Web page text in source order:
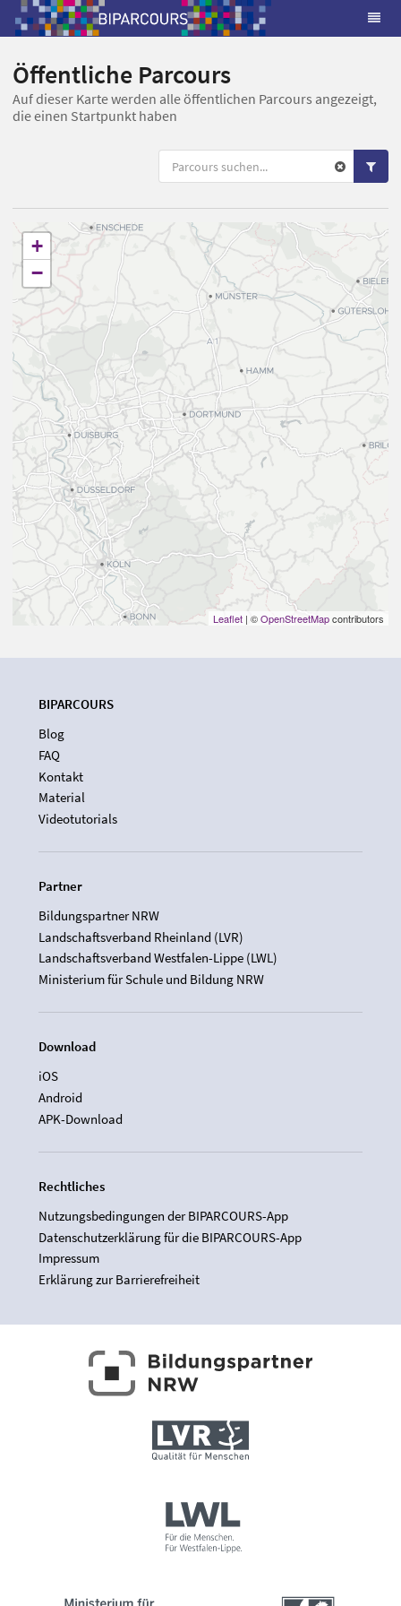
Öffentliche Parcours
Auf dieser Karte werden alle öffentlichen Parcours angezeigt,
die einen Startpunkt haben
+
−
Leaflet | ©OpenStreetMapcontributors
BIPARCOURS
Blog
FAQ
Kontakt
Material
Videotutorials
Partner
Bildungspartner NRW
Landschaftsverband Rheinland (LVR)
Landschaftsverband Westfalen-Lippe (LWL)
Ministerium für Schule und Bildung NRW
Download
iOS
Android
APK-Download
Rechtliches
Nutzungsbedingungen der BIPARCOURS-App
Datenschutzerklärung für die BIPARCOURS-App
Impressum
Erklärung zur Barrierefreiheit